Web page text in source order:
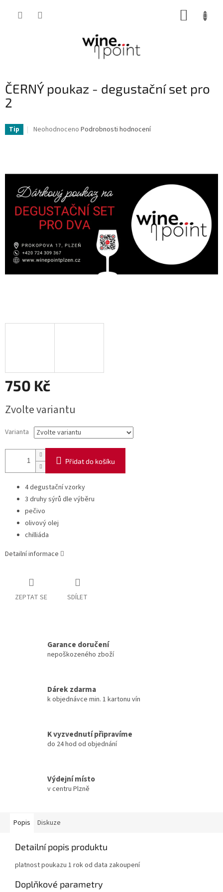
ČERNÝ poukaz - degustační set pro
2
Tip
Průměrné
z
hvězdiček.
Neohodnoceno Podrobnosti hodnocení
750 Kč
cena:
Zvolte variantu
Varianta
Přidat do košíku
4 degustační vzorky
3 druhy sýrů dle výběru
pečivo
olivový olej
chilliáda
Detailní informace
ZEPTAT SE SDÍLET
Garance doručení
nepoškozeného zboží
Dárek zdarma
k objednávce min. 1 kartonu vín
K vyzvednutí připravíme
do 24 hod od objednání
Výdejní místo
v centru Plzně
Popis Diskuze
Detailní popis produktu
platnost poukazu 1 rok od data zakoupení
Doplňkové parametry